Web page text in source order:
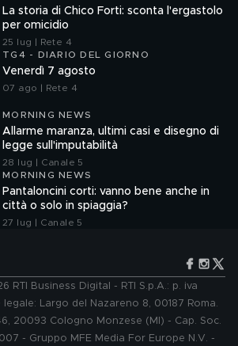
La storia di Chico Forti: sconta l'ergastolo
per omicidio
25 lug | Rete 4
TG4 - DIARIO DEL GIORNO
Venerdì 7 agosto
07 ago | Rete 4
MORNING NEWS
Allarme maranza, ultimi casi e disegno di
legge sull'imputabilità
28 lug | Canale 5
MORNING NEWS
Pantaloncini corti: vanno bene anche in
città o solo in spiaggia?
27 lug | Canale 5
RTI Business Digital - RTI S.p.A.: p. iva
Largo del Nazareno 8, 00187 Roma.
20093 Cologno Monzese (MI) - Cap. Soc.
- Gruppo MFE Media For Europe N.V. -